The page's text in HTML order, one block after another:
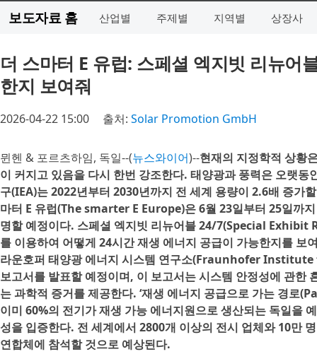
보도자료 홈 산업별 주제별 지역별 상장사
더 스마터 E 유럽: 스페셜 엑지빗 리뉴어
한지 보여줘
2026-04-22 15:00 출처: Solar Promotion GmbH
뮌헨 & 포르츠하임, 독일--(뉴스와이어)--현재의 지정학적 상황
이 커지고 있음을 다시 한번 강조한다. 태양광과 풍력은 오랫
구(IEA)는 2022년부터 2030년까지 전 세계 용량이 2.6배 증가
마터 E 유럽(The smarter E Europe)은 6월 23일부터 25일까
명할 예정이다. 스페셜 엑지빗 리뉴어블 24/7(Special
를 이용하여 어떻게 24시간 재생 에너지 공급이 가능한지를 보
라운호퍼 태양광 에너지 시스템 연구소(Fraunhofer
보고서를 발표할 예정이며, 이 보고서는 시스템 안정성에 관한
는 과학적 증거를 제공한다. ‘재생 에너지 공급으로 가는 경
이미 60%의 전기가 재생 가능 에너지원으로 생산되는 독일을
성을 입증한다. 전 세계에서 2800개 이상의 전시 업체와 10만
연합체에 참석할 것으로 예상된다.